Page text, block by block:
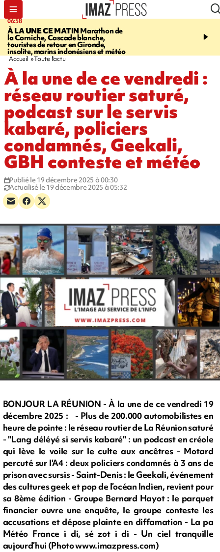
06:58
À LA UNE CE MATIN Marathon de
la Corniche, Cascade blanche,
touristes de retour en Gironde,
insolite, marins indonésiens et météo
09:14
touristes au Porge,
Accueil Toute l'actu
À la une de ce vendredi :
réseau routier saturé,
podcast sur le servis
kabaré, policiers
condamnés, Geekali,
GBH conteste et météo
Publié le 19 décembre 2025 à 00:30
Actualisé le 19 décembre 2025 à 05:32
BONJOUR LA RÉUNION - À la une de ce vendredi 19
décembre 2025 : - Plus de 200.000 automobilistes en
heure de pointe : le réseau routier de La Réunion saturé
- "Lang déléyé si servis kabaré" : un podcast en créole
qui lève le voile sur le culte aux ancêtres - Motard
percuté sur l'A4 : deux policiers condamnés à 3 ans de
prison avec sursis - Saint-Denis : le Geekali, événement
des cultures geek et pop de l’océan Indien, revient pour
sa 8ème édition - Groupe Bernard Hayot : le parquet
financier ouvre une enquête, le groupe conteste les
accusations et dépose plainte en diffamation - La pa
Météo France i di, sé zot i di - Un ciel tranquille
aujourd’hui (Photo www.imazpress.com)